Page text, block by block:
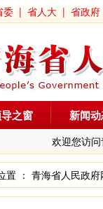
委 | 省人大 | 省政府
欢迎您访
之窗 新闻
置 ： 青海省人民政府